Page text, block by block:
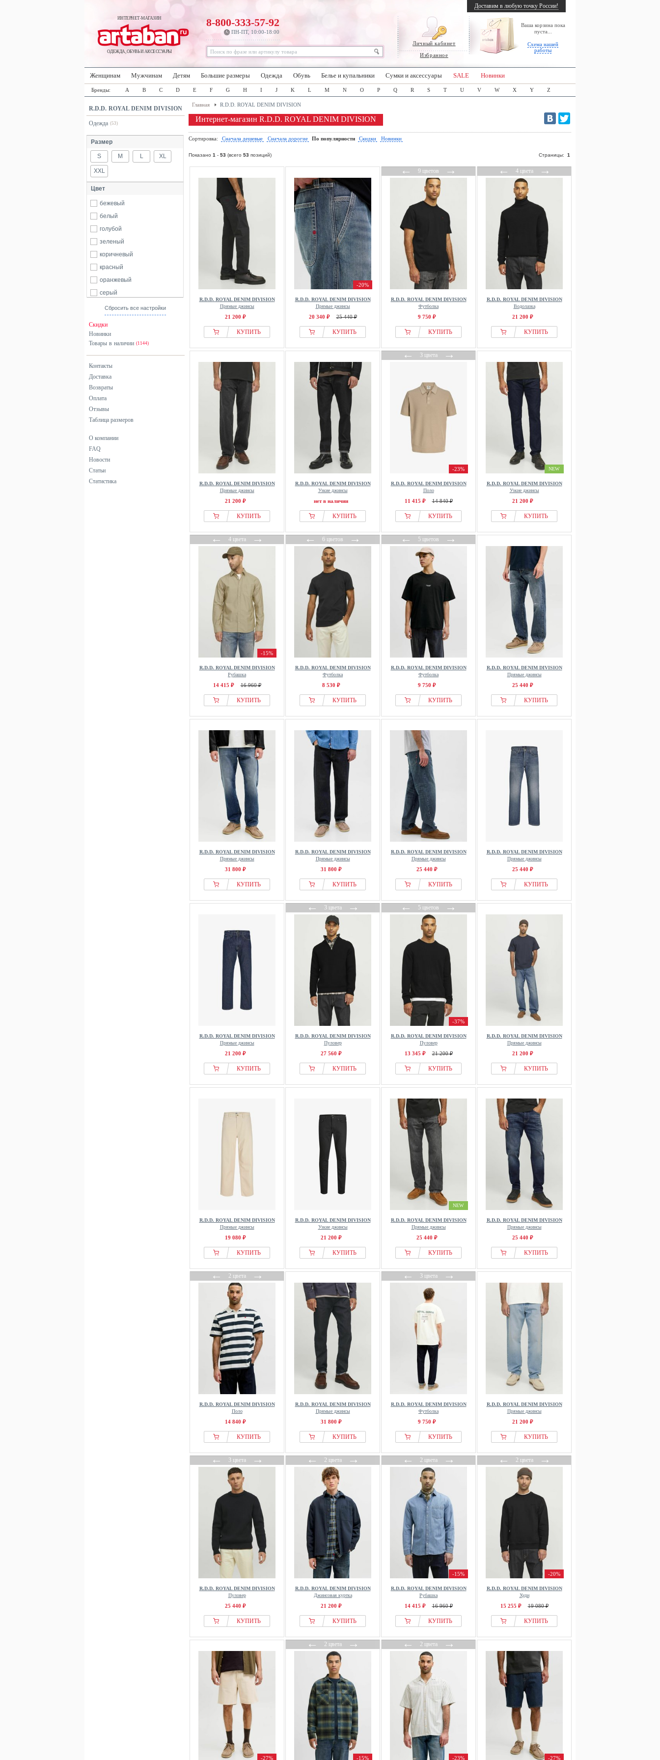
ИНТЕРНЕТ-МАГАЗИН
ОДЕЖДА, ОБУВЬ И АКСЕССУАРЫ
Личный кабинет
Избранное
Ваша корзина пока
пуста...
Схема нашей
работы
8-800-333-57-92
ПН-ПТ, 10:00-18:00
Доставим в любую точку России!
Женщинам Мужчинам Детям Большие размеры Одежда Обувь Белье и купальники Сумки и аксессуары SALE Новинки
Бренды: A B C D E F G H I J K L M N O P Q R S T U V W X Y Z
R.D.D. ROYAL DENIM DIVISION
Одежда (53)
Размер
S M L XL
XXL
Цвет
бежевый
белый
голубой
зеленый
коричневый
красный
оранжевый
серый
синий
Сбросить все настройки
Скидки
Новинки
Товары в наличии (1144)
Контакты
Доставка
Возвраты
Оплата
Отзывы
Таблица размеров
О компании
FAQ
Новости
Статьи
Статистика
Главная R.D.D. ROYAL DENIM DIVISION
Интернет-магазин R.D.D. ROYAL DENIM DIVISION
Сортировка: Сначала дешевые Сначала дорогие По популярности Скидки Новинки
Показано 1 - 53 (всего 53 позиций) Страницы: 1
R.D.D. ROYAL DENIM DIVISION
Прямые джинсы
21 200 ₽
КУПИТЬ
-20%
R.D.D. ROYAL DENIM DIVISION
Прямые джинсы
20 340 ₽ 25 440 ₽
КУПИТЬ
←9 цветов→
R.D.D. ROYAL DENIM DIVISION
Футболка
9 750 ₽
КУПИТЬ
←4 цвета→
R.D.D. ROYAL DENIM DIVISION
Водолазка
21 200 ₽
КУПИТЬ
R.D.D. ROYAL DENIM DIVISION
Прямые джинсы
21 200 ₽
КУПИТЬ
R.D.D. ROYAL DENIM DIVISION
Узкие джинсы
нет в наличии
КУПИТЬ
←3 цвета→
-23%
R.D.D. ROYAL DENIM DIVISION
Поло
11 415 ₽ 14 840 ₽
КУПИТЬ
NEW
R.D.D. ROYAL DENIM DIVISION
Узкие джинсы
21 200 ₽
КУПИТЬ
←4 цвета→
-15%
R.D.D. ROYAL DENIM DIVISION
Рубашка
14 415 ₽ 16 960 ₽
КУПИТЬ
←6 цветов→
R.D.D. ROYAL DENIM DIVISION
Футболка
8 530 ₽
КУПИТЬ
←5 цветов→
R.D.D. ROYAL DENIM DIVISION
Футболка
9 750 ₽
КУПИТЬ
R.D.D. ROYAL DENIM DIVISION
Прямые джинсы
25 440 ₽
КУПИТЬ
R.D.D. ROYAL DENIM DIVISION
Прямые джинсы
31 800 ₽
КУПИТЬ
R.D.D. ROYAL DENIM DIVISION
Прямые джинсы
31 800 ₽
КУПИТЬ
R.D.D. ROYAL DENIM DIVISION
Прямые джинсы
25 440 ₽
КУПИТЬ
R.D.D. ROYAL DENIM DIVISION
Прямые джинсы
25 440 ₽
КУПИТЬ
R.D.D. ROYAL DENIM DIVISION
Прямые джинсы
21 200 ₽
КУПИТЬ
←3 цвета→
R.D.D. ROYAL DENIM DIVISION
Пуловер
27 560 ₽
КУПИТЬ
←5 цветов→
-37%
R.D.D. ROYAL DENIM DIVISION
Пуловер
13 345 ₽ 21 200 ₽
КУПИТЬ
R.D.D. ROYAL DENIM DIVISION
Прямые джинсы
21 200 ₽
КУПИТЬ
R.D.D. ROYAL DENIM DIVISION
Прямые джинсы
19 080 ₽
КУПИТЬ
R.D.D. ROYAL DENIM DIVISION
Узкие джинсы
21 200 ₽
КУПИТЬ
NEW
R.D.D. ROYAL DENIM DIVISION
Прямые джинсы
25 440 ₽
КУПИТЬ
R.D.D. ROYAL DENIM DIVISION
Прямые джинсы
25 440 ₽
КУПИТЬ
←2 цвета→
R.D.D. ROYAL DENIM DIVISION
Поло
14 840 ₽
КУПИТЬ
R.D.D. ROYAL DENIM DIVISION
Прямые джинсы
31 800 ₽
КУПИТЬ
←3 цвета→
R.D.D. ROYAL DENIM DIVISION
Футболка
9 750 ₽
КУПИТЬ
R.D.D. ROYAL DENIM DIVISION
Прямые джинсы
21 200 ₽
КУПИТЬ
←3 цвета→
R.D.D. ROYAL DENIM DIVISION
Пуловер
25 440 ₽
КУПИТЬ
←2 цвета→
R.D.D. ROYAL DENIM DIVISION
Джинсовая куртка
21 200 ₽
КУПИТЬ
←2 цвета→
-15%
R.D.D. ROYAL DENIM DIVISION
Рубашка
14 415 ₽ 16 960 ₽
КУПИТЬ
←2 цвета→
-20%
R.D.D. ROYAL DENIM DIVISION
Худи
15 255 ₽ 19 080 ₽
КУПИТЬ
-27%
←2 цвета→
-15%
←2 цвета→
-23% -27%